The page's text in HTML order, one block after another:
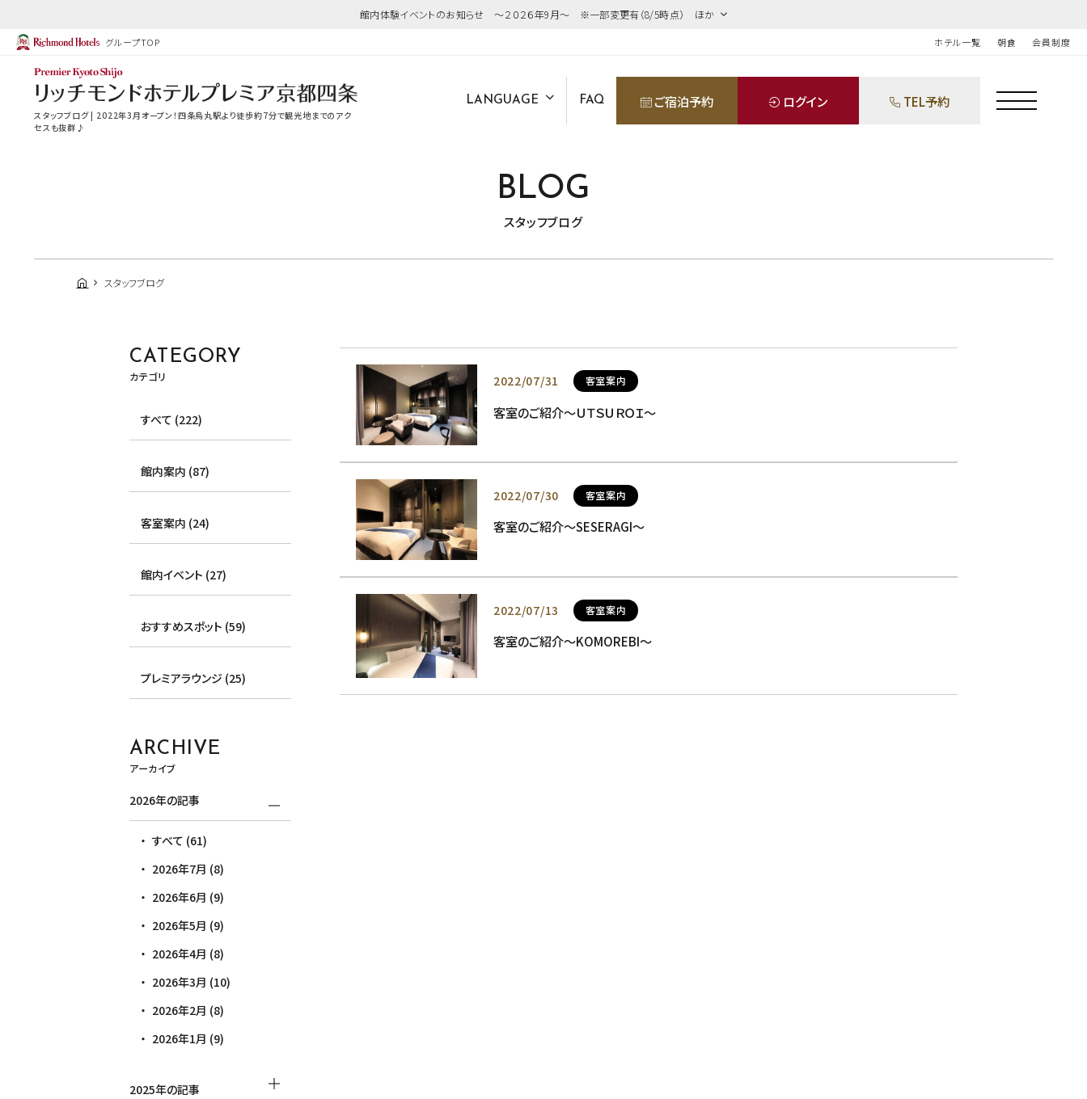
館内体験イベントのお知らせ ～２０２６年9月～ ※一部変更有（8/5時点） ほか
グループTOP ホテル一覧 朝食 会員制度
スタッフブログ | 2022年3月オープン！四条烏丸駅より徒歩約7分で観光地までのアク
セスも抜群♪
LANGUAGE FAQ ご宿泊予約 ログイン TEL予約
BLOG
スタッフブログ
スタッフブログ
2022/07/31 客室案内
客室のご紹介～ＵＴＳＵＲＯＩ～
2022/07/30 客室案内
客室のご紹介～SESERAGI～
2022/07/13 客室案内
客室のご紹介～KOMOREBI～
CATEGORY
カテゴリ
すべて (222)
館内案内 (87)
客室案内 (24)
館内イベント (27)
おすすめスポット (59)
プレミアラウンジ (25)
ARCHIVE
アーカイブ
2026年の記事
すべて (61)
2026年7月 (8)
2026年6月 (9)
2026年5月 (9)
2026年4月 (8)
2026年3月 (10)
2026年2月 (8)
2026年1月 (9)
2025年の記事